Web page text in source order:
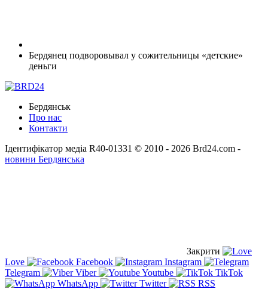
Бердянец подворовывал у сожительницы «детские»
деньги
Бердянськ
Про нас
Контакти
Ідентифікатор медіа R40-01331 © 2010 - 2026 Brd24.com -
новини Бердянська
Закрити
Love
Facebook
Instagram
Telegram
Viber Youtube
TikTok
WhatsApp
Twitter RSS